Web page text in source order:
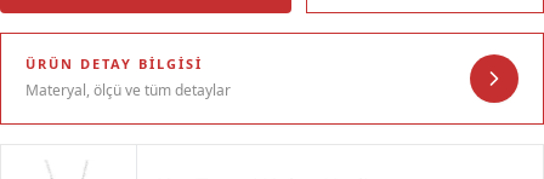
ÜRÜN DETAY BILGISI
Materyal, ölçü ve tüm detaylar